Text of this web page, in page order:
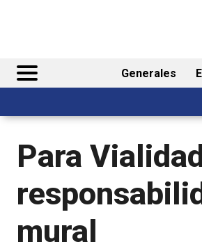
Generales
Para
mural